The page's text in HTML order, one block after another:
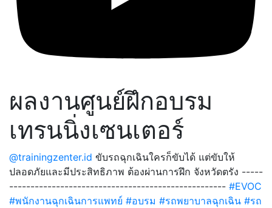
ผลงานศูนย์ฝึกอบรม
เทรนนิ่งเซนเตอร์
@trainingzenter.id ขับรถฉุกเฉินใครก็ขับได้ แต่ขับให้
ปลอดภัยและมีประสิทธิภาพ ต้องผ่านการฝึก จังหวัดตรัง -----
--------------------------------------------------- #EVOC
#พนักงานฉุกเฉินการแพทย์ #อบรม #รถพยาบาลฉุกเฉิน #รถ